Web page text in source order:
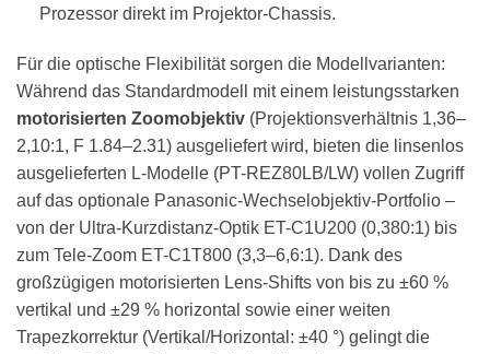
Prozessor direkt im Projektor-Chassis.
Für die optische Flexibilität sorgen die Modellvarianten:
Während das Standardmodell mit einem leistungsstarken
motorisierten Zoomobjektiv (Projektionsverhältnis 1,36–
2,10:1, F 1.84–2.31) ausgeliefert wird, bieten die linsenlos
ausgelieferten L-Modelle (PT-REZ80LB/LW) vollen Zugriff
auf das optionale Panasonic-Wechselobjektiv-Portfolio –
von der Ultra-Kurzdistanz-Optik ET-C1U200 (0,380:1) bis
zum Tele-Zoom ET-C1T800 (3,3–6,6:1). Dank des
großzügigen motorisierten Lens-Shifts von bis zu ±60 %
vertikal und ±29 % horizontal sowie einer weiten
Trapezkorrektur (Vertikal/Horizontal: ±40 °) gelingt die